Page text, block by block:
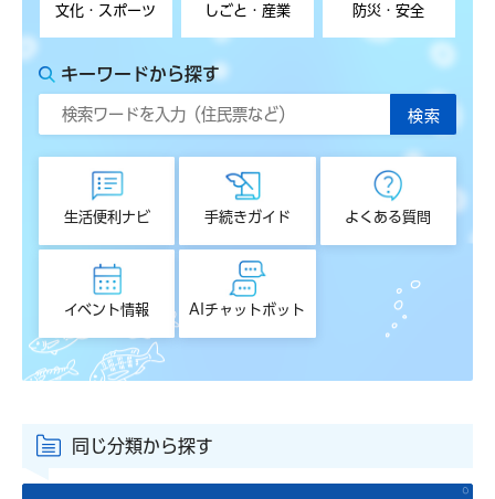
文化・スポーツ しごと・産業 防災・安全
キーワードから探す
生活便利ナビ 手続きガイド よくある質問
イベント情報 AIチャットボット
同じ分類から探す